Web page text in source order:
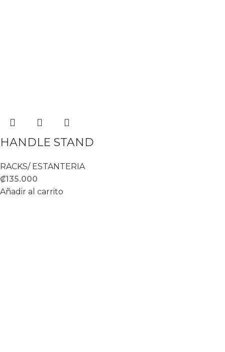
HANDLE STAND
RACKS/ ESTANTERIA
₡135.000
Añadir al carrito